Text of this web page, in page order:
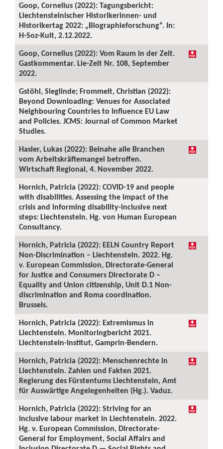
Goop, Cornelius (2022): Tagungsbericht:
Liechtensteinischer Historikerinnen- und
Historikertag 2022: „Biographieforschung“. In:
H-Soz-Kult, 2.12.2022.
Goop, Cornelius (2022): Vom Raum in der Zeit.
Gastkommentar. Lie-Zeit Nr. 108, September
2022.
Gstöhl, Sieglinde; Frommelt, Christian (2022):
Beyond Downloading: Venues for Associated
Neighbouring Countries to Influence EU Law
and Policies. JCMS: Journal of Common Market
Studies.
Hasler, Lukas (2022): Beinahe alle Branchen
vom Arbeitskräftemangel betroffen.
Wirtschaft Regional, 4. November 2022.
Hornich, Patricia (2022): COVID-19 and people
with disabilities. Assessing the impact of the
crisis and informing disability-inclusive next
steps: Liechtenstein. Hg. von Human European
Consultancy.
Hornich, Patricia (2022): EELN Country Report
Non-Discrimination – Liechtenstein. 2022. Hg.
v. European Commission, Directorate-General
for Justice and Consumers Directorate D –
Equality and Union citizenship, Unit D.1 Non-
discrimination and Roma coordination.
Brussels.
Hornich, Patricia (2022): Extremismus in
Liechtenstein. Monitoringbericht 2021.
Liechtenstein-Institut, Gamprin-Bendern.
Hornich, Patricia (2022): Menschenrechte in
Liechtenstein. Zahlen und Fakten 2021.
Regierung des Fürstentums Liechtenstein, Amt
für Auswärtige Angelegenheiten (Hg.). Vaduz.
Hornich, Patricia (2022): Striving for an
inclusive labour market in Liechtenstein. 2022.
Hg. v. European Commission, Directorate-
General for Employment, Social Affairs and